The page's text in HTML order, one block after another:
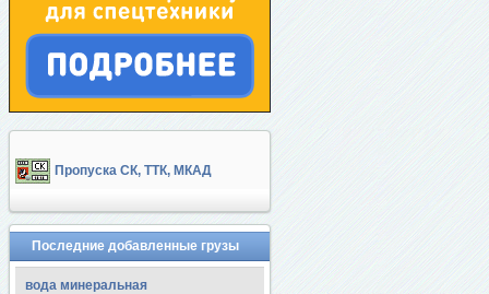
Пропуска СК, ТТК, МКАД
Последние добавленные грузы
вода минеральная